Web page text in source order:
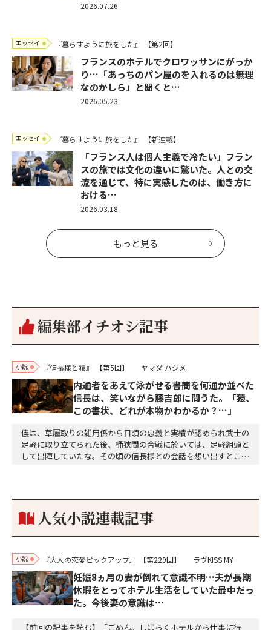
2026.07.26
エッセイ 『暮らすように旅をした』 【第2回】
フランスのホテルでクロワッサンにがっか
り…「あっちのパン屋のを入れるのは無理
なのかしら」と聞くと…
2026.05.23
エッセイ 『暮らすように旅をした』 【新連載】
「フランス人は個人主義で冷たい」フラン
スの旅では文化の違いに驚いた。人との交
流を通じて、特に実感したのは、働き方に
おける…
2026.03.18
もっと見る
編集部イチオシ記事
小説 『信長様と猿』 【第5回】 ヤマダ ハジメ
内通者をあえて泳がせる――書簡を何通か並べた
信長は、笑いながら藤吉郎に問うた。「猿、
この書状、どれが本物かわかるか？…」
儂は、草履取りの雑用係から日頃の忠義と実績が認められ武士の
足軽に取り立てられた後、桶狭間の合戦に於いては、足軽組頭と
して出陣していたな。その頃の信長様との会話を想い出すとこん
り。どうして勝てたのか、未だにわかりません。…
人気小説連載記事
小説 『大人の恋愛ピックアップ』 【第229回】 ラヴKISS MY
妊娠8ヵ月の妻が倒れて意識不明…夫が長期
休暇をとってホテル生活をしていた最中だっ
た。今後妻の意識は…
【前回の記事を読む】「ごめん。しばらくホテルから仕事に行